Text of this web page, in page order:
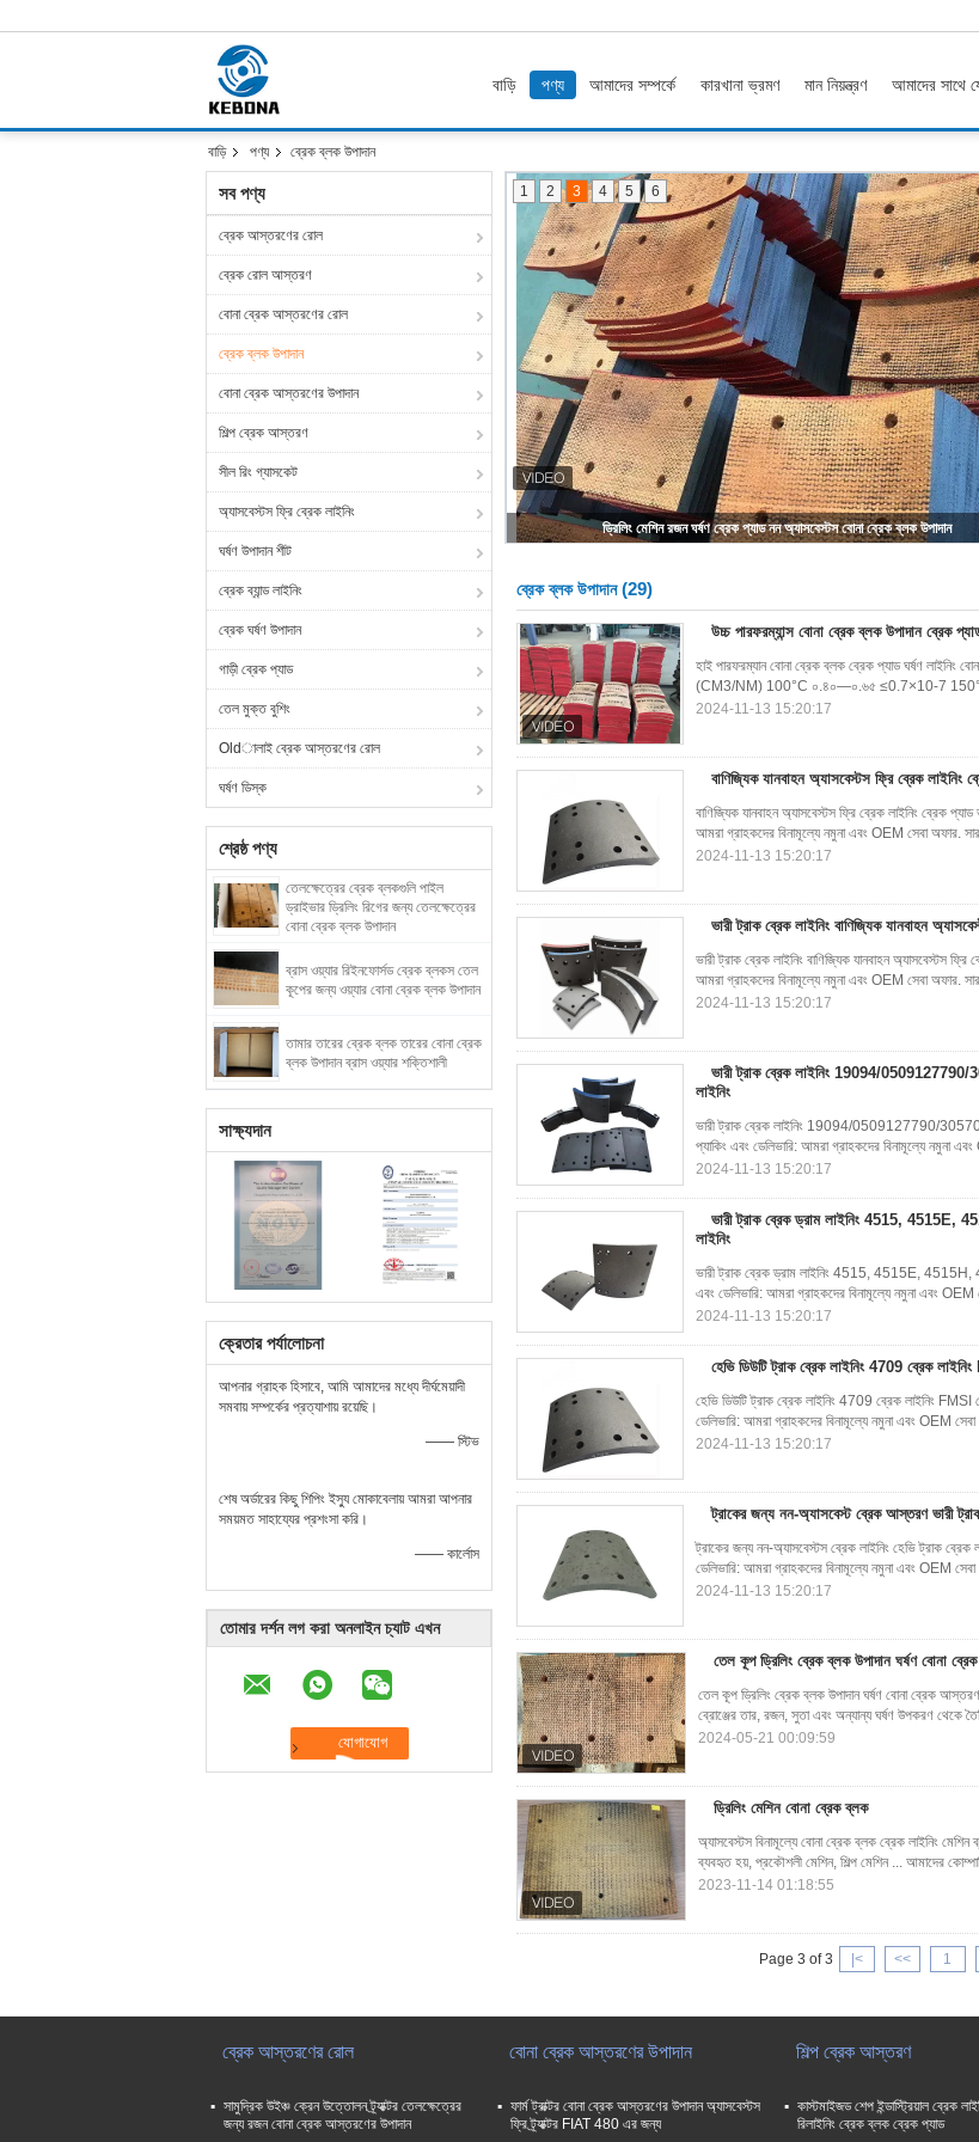
বাড়ি পণ্য আমাদের সম্পর্কে কারখানা ভ্রমণ মান নিয়ন্ত্রণ আমাদের সাথে
বাড়ি পণ্য ব্রেক ব্লক উপাদান
সব পণ্য
ব্রেক আস্তরণের রোল
ব্রেক রোল আস্তরণ
বোনা ব্রেক আস্তরণের রোল
ব্রেক ব্লক উপাদান
বোনা ব্রেক আস্তরণের উপাদান
শিল্প ব্রেক আস্তরণ
সীল রিং গ্যাসকেট
অ্যাসবেস্টস ফ্রি ব্রেক লাইনিং
ঘর্ষণ উপাদান শীট
ব্রেক ব্যান্ড লাইনিং
ব্রেক ঘর্ষণ উপাদান
গাড়ী ব্রেক প্যাড
তেল মুক্ত বুশিং
Oldালাই ব্রেক আস্তরণের রোল
ঘর্ষণ ডিস্ক
শ্রেষ্ঠ পণ্য
তেলক্ষেত্রের ব্রেক ব্লকগুলি পাইল
ড্রাইভার ড্রিলিং রিগের জন্য তেলক্ষেত্রের
বোনা ব্রেক ব্লক উপাদান
ব্রাস ওয়্যার রিইনফোর্সড ব্রেক ব্লকস তেল
কূপের জন্য ওয়্যার বোনা ব্রেক ব্লক উপাদান
তামার তারের ব্রেক ব্লক তারের বোনা ব্রেক
ব্লক উপাদান ব্রাস ওয়্যার শক্তিশালী
সাক্ষ্যদান
ক্রেতার পর্যালোচনা
আপনার গ্রাহক হিসাবে, আমি আমাদের মধ্যে দীর্ঘমেয়াদী
সমবায় সম্পর্কের প্রত্যাশায় রয়েছি।
—— স্টিভ
শেষ অর্ডারের কিছু শিপিং ইস্যু মোকাবেলায় আমরা আপনার
সময়মত সাহায্যের প্রশংসা করি।
—— কার্লোস
তোমার দর্শন লগ করা অনলাইন চ্যাট এখন
বোনা ব্রেক ব্লক উপাদান ব্রেক প্যাড ঘর্ষণ প্যাড গর্ত সঙ্গে বোনা ব্রেক আস্তরণের
1 2 3 4 5 6
ব্রেক ব্লক উপাদান (29)
উচ্চ পারফরম্যান্স বোনা ব্রেক ব্লক উপাদান ব্রেক
হাই পারফরম্যান বোনা ব্রেক ব্লক ব্রেক প্যাড ঘর্ষণ লাইনিং
(CM3/NM) 100°C ০.৪০—০.৬৫ ≤0.7×10-7
2024-11-13 15:20:17
বাণিজ্যিক যানবাহন অ্যাসবেস্টস ফ্রি ব্রেক লাইনিং
বাণিজ্যিক যানবাহন অ্যাসবেস্টস ফ্রি ব্রেক লাইনিং ব্রেক
আমরা গ্রাহকদের বিনামূল্যে নমুনা এবং OEM সেবা অফার.
2024-11-13 15:20:17
ভারী ট্রাক ব্রেক লাইনিং বাণিজ্যিক যানবাহন
ভারী ট্রাক ব্রেক লাইনিং বাণিজ্যিক যানবাহন অ্যাসবেস্টস
আমরা গ্রাহকদের বিনামূল্যে নমুনা এবং OEM সেবা অফার.
2024-11-13 15:20:17
ভারী ট্রাক ব্রেক লাইনিং 19094/
লাইনিং
ভারী ট্রাক ব্রেক লাইনিং 19094/0509127790/
প্যাকিং এবং ডেলিভারি: আমরা গ্রাহকদের বিনামূল্যে নমুনা
2024-11-13 15:20:17
ভারী ট্রাক ব্রেক ড্রাম লাইনিং 4515, 4515E,
লাইনিং
ভারী ট্রাক ব্রেক ড্রাম লাইনিং 4515, 4515E, 4515H,
এবং ডেলিভারি: আমরা গ্রাহকদের বিনামূল্যে নমুনা এবং OEM
2024-11-13 15:20:17
হেভি ডিউটি ​​ট্রাক ব্রেক লাইনিং 4709 ব্রেক
হেভি ডিউটি ​​ট্রাক ব্রেক লাইনিং 4709 ব্রেক লাইনিং
ডেলিভারি: আমরা গ্রাহকদের বিনামূল্যে নমুনা এবং OEM
2024-11-13 15:20:17
ট্রাকের জন্য নন-অ্যাসবেস্ট ব্রেক আস্তরণ ভারী
ট্রাকের জন্য নন-অ্যাসবেস্টস ব্রেক লাইনিং হেভি ট্রাক
ডেলিভারি: আমরা গ্রাহকদের বিনামূল্যে নমুনা এবং OEM
2024-11-13 15:20:17
তেল কূপ ড্রিলিং ব্রেক ব্লক উপাদান ঘর্ষণ বোনা
তেল কূপ ড্রিলিং ব্রেক ব্লক উপাদান ঘর্ষণ বোনা ব্রেক
ব্রোঞ্জের তার, রজন, সুতা এবং অন্যান্য ঘর্ষণ উপকরণ থেকে
2024-05-21 00:09:59
ড্রিলিং মেশিন বোনা ব্রেক ব্লক
অ্যাসবেস্টস বিনামূল্যে বোনা ব্রেক ব্লক ব্রেক লাইনিং মেশিন
ব্যবহৃত হয়, প্রকৌশলী মেশিন, শিল্প মেশিন ... আমাদের
2023-11-14 01:18:55
Page 3 of 3 |< << 1
ব্রেক আস্তরণের রোল
সামুদ্রিক উইঞ্চ ক্রেন উত্তোলন ট্র্যাক্টর তেলক্ষেত্রের
জন্য রজন বোনা ব্রেক আস্তরণের উপাদান
বোনা ব্রেক আস্তরণের উপাদান
ফার্ম ট্রাক্টর বোনা ব্রেক আস্তরণের উপাদান অ্যাসবেস্টস
ফ্রি ট্র্যাক্টর FIAT 480 এর জন্য
শিল্প ব্রেক আস্তরণ
কাস্টমাইজড শেপ ইন্ডাস্ট্রিয়াল ব্রেক
রিলাইনিং ব্রেক ব্লক ব্রেক প্যাড